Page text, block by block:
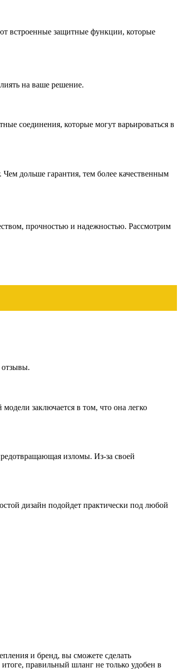
встроенные защитные функции, которые
на ваше решение.
соединения, которые могут варьироваться в
дольше гарантия, тем более качественным
прочностью и надежностью. Рассмотрим
заключается в том, что она легко
изломы. Из-за своей
дизайн подойдет практически под любой
и бренд, вы сможете сделать
правильный шланг не только удобен в